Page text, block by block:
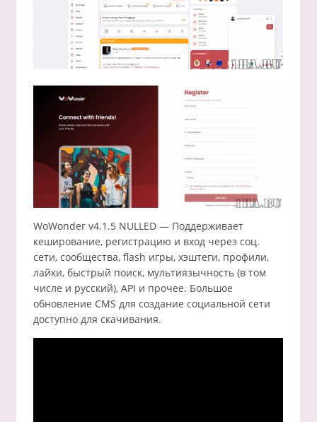
WoWonder v4.1.5 NULLED — Поддерживает
кеширование, регистрацию и вход через соц.
сети, сообщества, flash игры, хэштеги, профили,
лайки, быстрый поиск, мультиязычность (в том
числе и русский), API и прочее. Большое
обновление CMS для создание социальной сети
доступно для скачивания.